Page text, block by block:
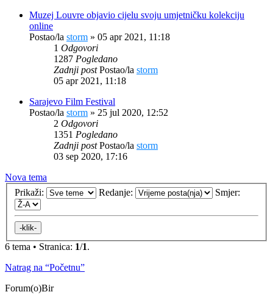
Muzej Louvre objavio cijelu svoju umjetničku kolekciju
online
Postao/la storm » 05 apr 2021, 11:18
1 Odgovori
1287 Pogledano
Zadnji postPostao/la storm
05 apr 2021, 11:18
Sarajevo Film Festival
Postao/la storm » 25 jul 2020, 12:52
2 Odgovori
1351 Pogledano
Zadnji postPostao/la storm
03 sep 2020, 17:16
Nova tema
Prikaži:
Redanje: Smjer:
6 tema • Stranica: 1/1.
Natrag na “Početnu”
Forum(o)Bir